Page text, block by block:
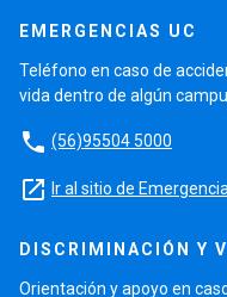
EMERGENCIAS UC
Teléfono en caso de
vida dentro de algún
phone (56)95504 5000
launch Ir al sitio de
DISCRIMINACIÓN Y
Orientación y apoyo en